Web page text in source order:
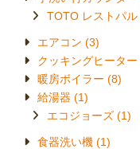
TOTO レストパル
エアコン
クッキングヒーター
暖房ボイラー
給湯器
エコジョーズ
食器洗い機